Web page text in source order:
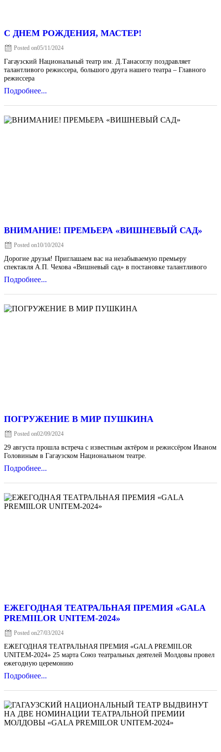
С ДНЕМ РОЖДЕНИЯ, МАСТЕР!
Posted on05/11/2024
Гагаузский Национальный театр им. Д.Танасоглу поздравляет
талантливого режиссера, большого друга нашего театра – Главного
режиссера
Подробнее...
ВНИМАНИЕ! ПРЕМЬЕРА «ВИШНЕВЫЙ САД»
Posted on10/10/2024
Дорогие друзья! Приглашаем вас на незабываемую премьеру
спектакля А.П. Чехова «Вишневый сад» в постановке талантливого
Подробнее...
ПОГРУЖЕНИЕ В МИР ПУШКИНА
Posted on02/09/2024
29 августа прошла встреча с известным актёром и режиссёром Иваном
Головиным в Гагаузском Национальном театре.
Подробнее...
ЕЖЕГОДНАЯ ТЕАТРАЛЬНАЯ ПРЕМИЯ «GALA
PREMIILOR UNITEM-2024»
Posted on27/03/2024
ЕЖЕГОДНАЯ ТЕАТРАЛЬНАЯ ПРЕМИЯ «GALA PREMIILOR
UNITEM-2024» 25 марта Союз театральных деятелей Молдовы провел
ежегодную церемонию
Подробнее...